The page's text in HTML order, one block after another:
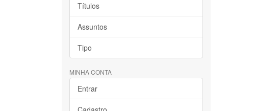
Títulos
Assuntos
Tipo
MINHA CONTA
Entrar